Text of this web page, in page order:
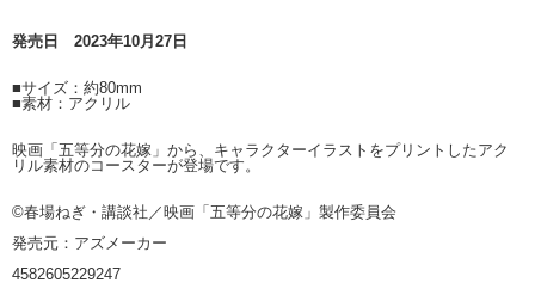
発売日 2023年10月27日
■サイズ：約80mm
■素材：アクリル
映画「五等分の花嫁」から、キャラクターイラストをプリントしたアク
リル素材のコースターが登場です。
©春場ねぎ・講談社／映画「五等分の花嫁」製作委員会
発売元：アズメーカー
4582605229247